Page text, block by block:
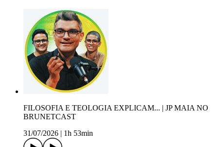
FILOSOFIA E TEOLOGIA EXPLICAM... | JP MAIA NO
BRUNETCAST
31/07/2026
1h 53min